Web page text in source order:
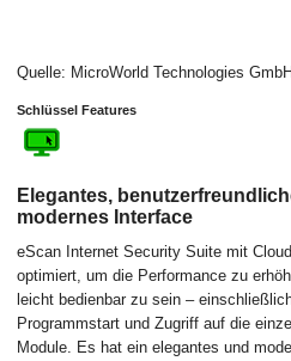
Quelle: MicroWorld Technologies
Schlüssel Features
Elegantes,
modernes Interface
eScan Internet Security Suite mit
optimiert, um die Performance zu
leicht bedienbar zu sein –
Programmstart und Zugriff auf die
Module. Es hat ein elegantes und